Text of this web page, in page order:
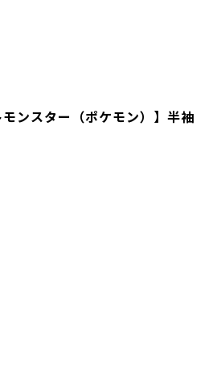
ンスター（ポケモン）】半袖